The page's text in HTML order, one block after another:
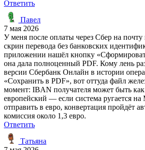
Ответить
Павел
7 мая 2026
У меня после оплаты через Сбер на
скрин перевода без банковских
приложении нашёл кнопку
она дала полноценный PDF. Кому лень
версии Сбербанк Онлайн в истории
«Сохранить в PDF», вот оттуда файл
момент: IBAN получателя может быть
европейский — если система ругается
отправить в евро, конвертация пройдёт
комиссия около 1,3 евро.
Ответить
Татьяна